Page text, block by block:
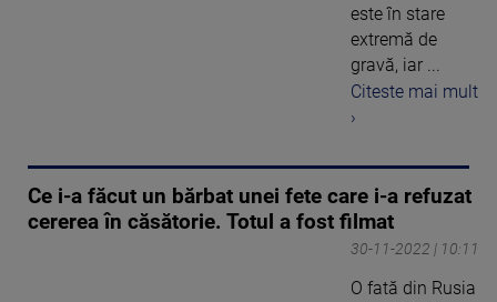
este în stare
extremă de
gravă, iar ...
Citeste mai mult
›
Ce i-a făcut un bărbat unei fete care i-a refuzat
cererea în căsătorie. Totul a fost filmat
30-11-2022 | 10:11
O fată din Rusia